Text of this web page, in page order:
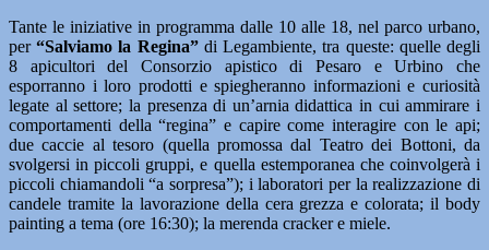
Tante le iniziative in programma dalle 10 alle 18, nel parco urbano,
per“Salviamo la Regina”di Legambiente, tra queste: quelle degli
8 apicultori del Consorzio apistico di Pesaro e Urbino che
esporranno i loro prodotti e spiegheranno informazioni e curiosità
legate al settore; la presenza di un’arnia didattica in cui ammirare i
comportamenti della “regina” e capire come interagire con le api;
due caccie al tesoro (quella promossa dal Teatro dei Bottoni, da
svolgersi in piccoli gruppi, e quella estemporanea che coinvolgerà i
piccoli chiamandoli “a sorpresa”); i laboratori per la realizzazione di
candele tramite la lavorazione della cera grezza e colorata; il body
painting a tema (ore 16:30); la merenda cracker e miele.